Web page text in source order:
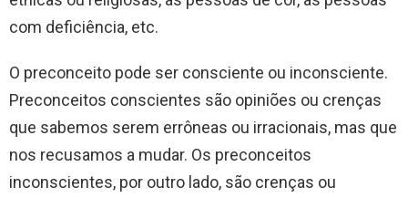
com deficiência, etc.
O preconceito pode ser consciente ou inconsciente.
Preconceitos conscientes são opiniões ou crenças
que sabemos serem errôneas ou irracionais, mas que
nos recusamos a mudar. Os preconceitos
inconscientes, por outro lado, são crenças ou